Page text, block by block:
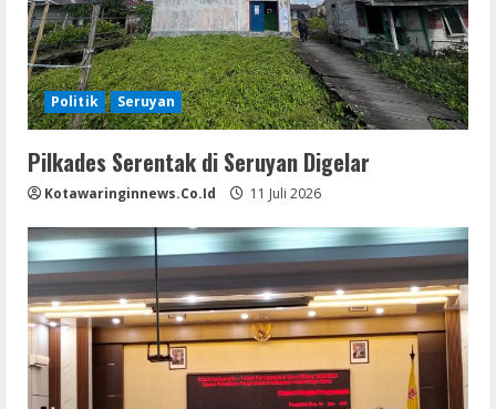
Politik Seruyan
Pilkades Serentak di Seruyan Digelar
Kotawaringinnews.co.id 11 Juli 2026